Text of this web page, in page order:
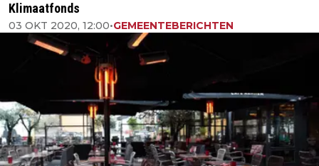
Klimaatfonds
03 OKT 2020, 12:00•GEMEENTEBERICHTEN